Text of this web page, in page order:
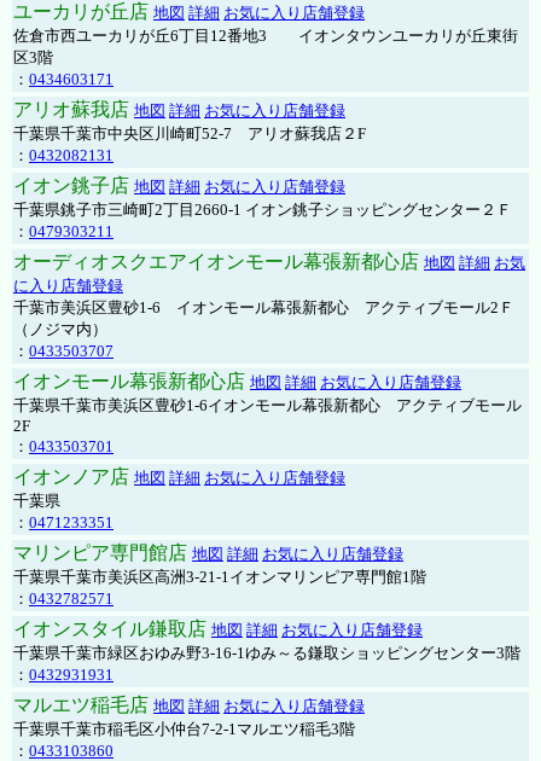
ユーカリが丘店 地図 詳細 お気に入り店舗登録
佐倉市西ユーカリが丘6丁目12番地3 イオンタウンユーカリが丘東街
区3階
： 0434603171
アリオ蘇我店 地図 詳細 お気に入り店舗登録
千葉県千葉市中央区川崎町52-7 アリオ蘇我店２F
： 0432082131
イオン銚子店 地図 詳細 お気に入り店舗登録
千葉県銚子市三崎町2丁目2660-1 イオン銚子ショッピングセンター２Ｆ
： 0479303211
オーディオスクエアイオンモール幕張新都心店 地図 詳細 お気
に入り店舗登録
千葉市美浜区豊砂1-6 イオンモール幕張新都心 アクティブモール2Ｆ
（ノジマ内）
： 0433503707
イオンモール幕張新都心店 地図 詳細 お気に入り店舗登録
千葉県千葉市美浜区豊砂1-6イオンモール幕張新都心 アクティブモール
2F
： 0433503701
イオンノア店 地図 詳細 お気に入り店舗登録
千葉県
： 0471233351
マリンピア専門館店 地図 詳細 お気に入り店舗登録
千葉県千葉市美浜区高洲3-21-1イオンマリンピア専門館1階
： 0432782571
イオンスタイル鎌取店 地図 詳細 お気に入り店舗登録
千葉県千葉市緑区おゆみ野3-16-1ゆみ～る鎌取ショッピングセンター3階
： 0432931931
マルエツ稲毛店 地図 詳細 お気に入り店舗登録
千葉県千葉市稲毛区小仲台7-2-1マルエツ稲毛3階
： 0433103860